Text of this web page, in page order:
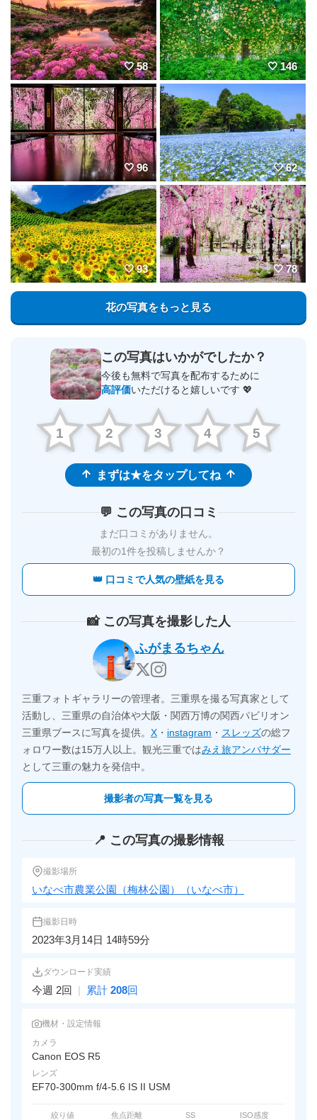
58 146
96 62
93 78
花の写真をもっと見る
この写真はいかがでしたか？
今後も無料で写真を配布するために
高評価いただけると嬉しいです 💖
1 2 3 4 5
まずは★をタップしてね
💬 この写真の口コミ
まだ口コミがありません。
最初の1件を投稿しませんか？
👑 口コミで人気の壁紙を見る
📸 この写真を撮影した人
ふがまるちゃん
三重フォトギャラリーの管理者。三重県を撮る写真家として
活動し、三重県の自治体や大阪・関西万博の関西パビリオン
三重県ブースに写真を提供。 X ・ instagram ・ スレッズの総フ
ォロワー数は15万人以上。観光三重ではみえ旅アンバサダー
として三重の魅力を発信中。
撮影者の写真一覧を見る
📍 この写真の撮影情報
撮影場所
いなべ市農業公園（梅林公園）（いなべ市）
撮影日時
2023年3月14日 14時59分
ダウンロード実績
今週 2回 | 累計 208回
機材・設定情報
カメラ
Canon EOS R5
レンズ
EF70-300mm f/4-5.6 IS II USM
絞り値 焦点距離 SS ISO感度